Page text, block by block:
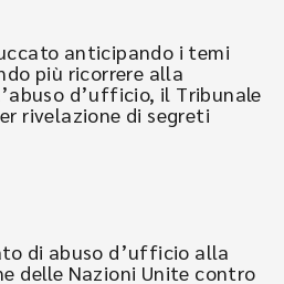
anticipando i temi
più ricorrere alla
d’ufficio, il Tribunale
rivelazione di segreti
di abuso d’ufficio alla
delle Nazioni Unite contro